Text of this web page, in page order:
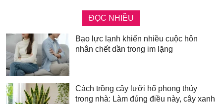
ĐỌC NHIỀU
Bạo lực lạnh khiến nhiều cuộc hôn
nhân chết dần trong im lặng
Cách trồng cây lưỡi hổ phong thủy
trong nhà: Làm đúng điều này, cây xanh